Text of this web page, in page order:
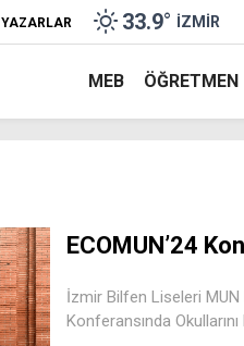
YAZARLAR 33.9° İZMIR
MEB ÖĞRETMEN
ECOMUN’24
İzmir Bilfen Liseleri MUN
Konferansında